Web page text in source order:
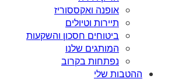
אופנה ואקססוריז
תיירות וטיולים
ביטוחים חסכון והשקעות
המותגים שלנו
נפתחות בקרוב
ההטבות שלי